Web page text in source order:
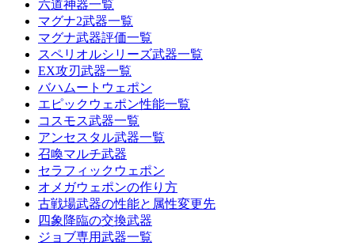
六道神器一覧
マグナ2武器一覧
マグナ武器評価一覧
スペリオルシリーズ武器一覧
EX攻刃武器一覧
バハムートウェポン
エピックウェポン性能一覧
コスモス武器一覧
アンセスタル武器一覧
召喚マルチ武器
セラフィックウェポン
オメガウェポンの作り方
古戦場武器の性能と属性変更先
四象降臨の交換武器
ジョブ専用武器一覧